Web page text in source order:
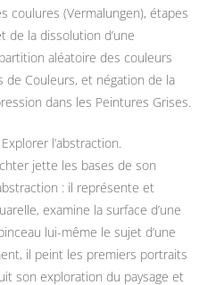
coulures (Vermalungen), étapes
de la dissolution d’une
aléatoire des couleurs
de Couleurs, et négation de la
dans les Peintures Grises.
l’abstraction.
jette les bases de son
: il représente et
examine la surface d’une
lui-même le sujet d’une
il peint les premiers portraits
son exploration du paysage et